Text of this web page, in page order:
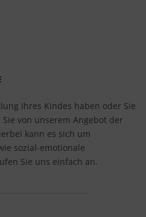
Ihres Kindes haben oder Sie
von unserem Angebot der
kann es sich um
sozial-emotionale
ufen Sie uns einfach an.